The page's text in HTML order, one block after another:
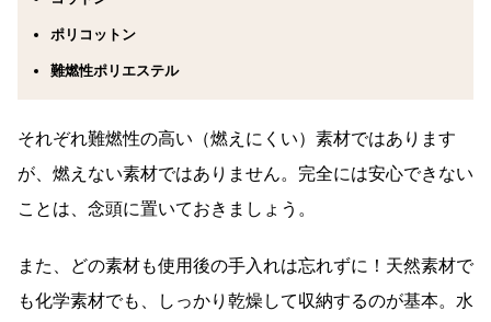
ポリコットン
難燃性ポリエステル
それぞれ難燃性の高い（燃えにくい）素材ではあります
が、燃えない素材ではありません。完全には安心できない
ことは、念頭に置いておきましょう。
また、どの素材も使用後の手入れは忘れずに！天然素材で
も化学素材でも、しっかり乾燥して収納するのが基本。水